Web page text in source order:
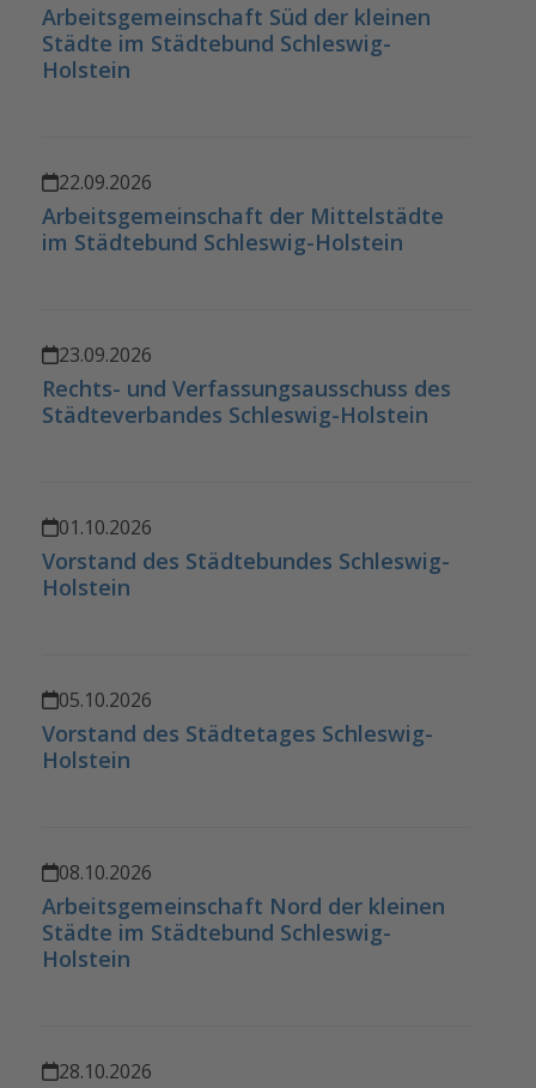
Arbeitsgemeinschaft Süd der kleinen
Städte im Städtebund Schleswig-
Holstein
22.09.2026
Arbeitsgemeinschaft der Mittelstädte
im Städtebund Schleswig-Holstein
23.09.2026
Rechts- und Verfassungsausschuss des
Städteverbandes Schleswig-Holstein
01.10.2026
Vorstand des Städtebundes Schleswig-
Holstein
05.10.2026
Vorstand des Städtetages Schleswig-
Holstein
08.10.2026
Arbeitsgemeinschaft Nord der kleinen
Städte im Städtebund Schleswig-
Holstein
28.10.2026